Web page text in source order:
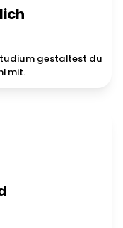
gestaltest du
mit.